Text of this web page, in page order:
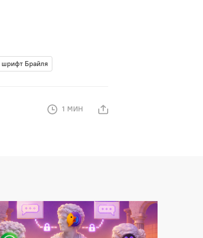
шрифт Брайля
1 МИН